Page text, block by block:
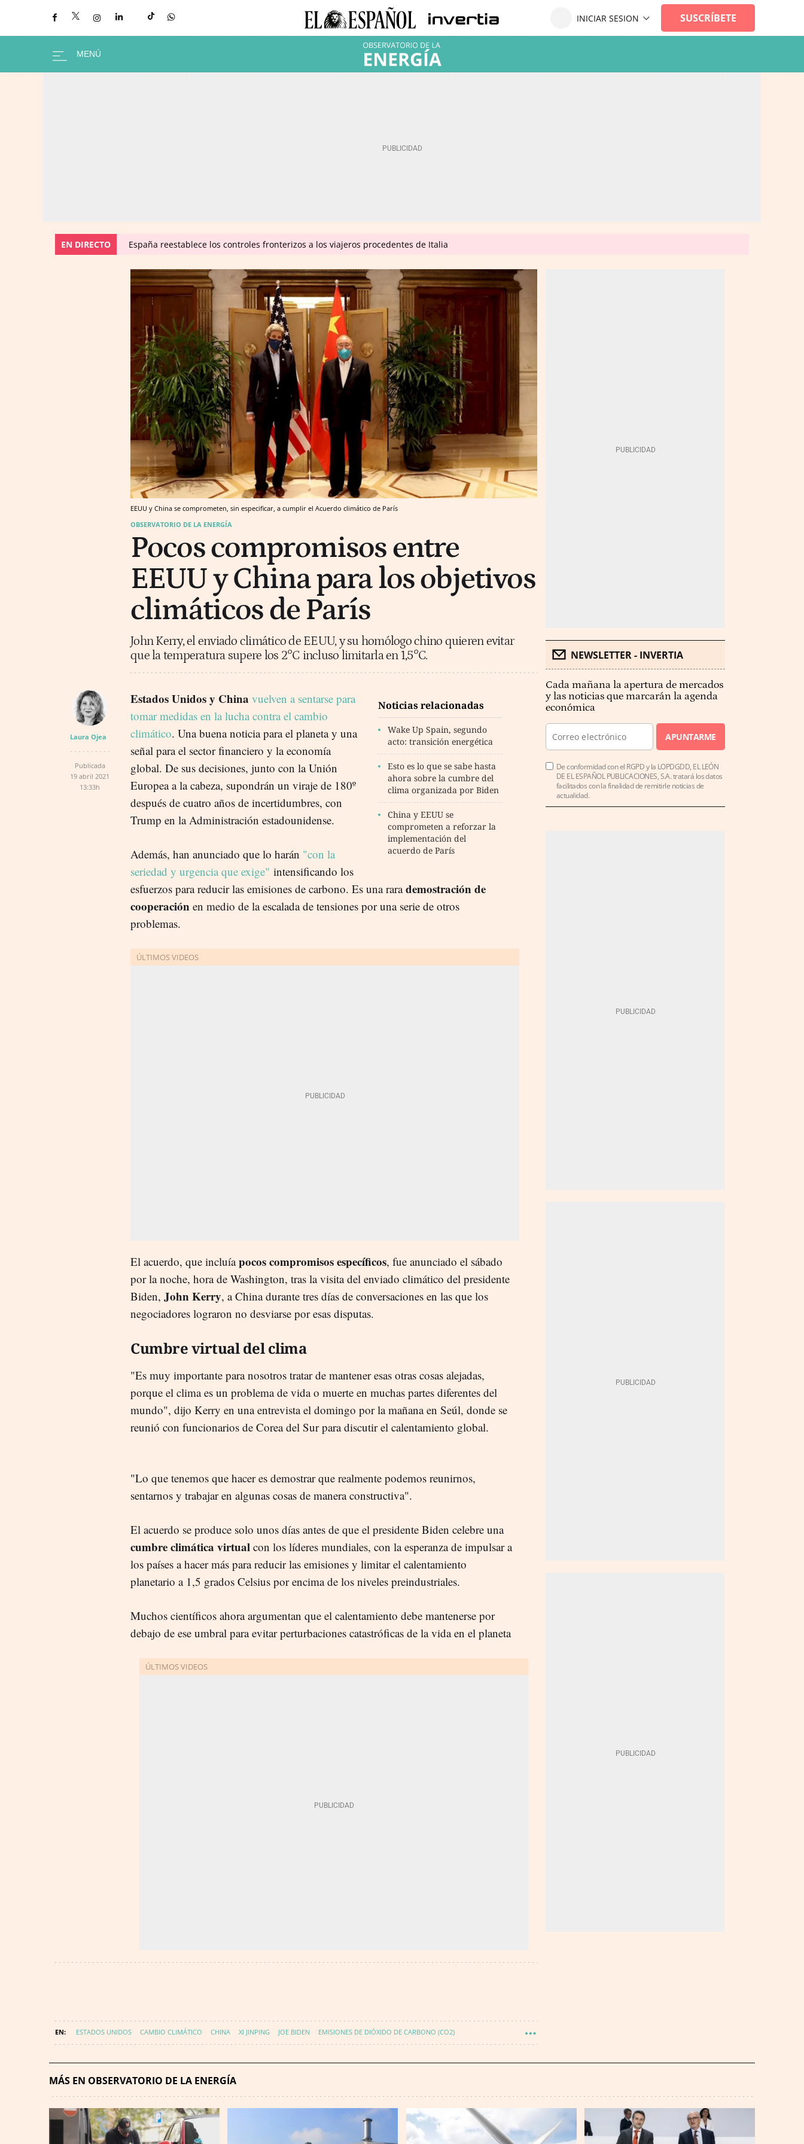
EN DIRECTO España reestablece los controles fronterizos a los viajeros procedentes de Italia
EEUU y China se comprometen, sin especificar, a cumplir el Acuerdo climático de París
OBSERVATORIO DE LA ENERGÍA
Pocos compromisos entre
EEUU y China para los objetivos
climáticos de París
John Kerry, el enviado climático de EEUU, y su homólogo chino quieren evitar
que la temperatura supere los 2°C incluso limitarla en 1,5°C.
Laura Ojea
Publicada
19 abril 2021
13:33h
Noticias relacionadas
Wake Up Spain, segundo
acto: transición energética
Esto es lo que se sabe hasta
ahora sobre la cumbre del
clima organizada por Biden
China y EEUU se
comprometen a reforzar la
implementación del
acuerdo de París
Estados Unidos y China vuelven a sentarse para
tomar medidas en la lucha contra el cambio
climático. Una buena noticia para el planeta y una
señal para el sector financiero y la economía
global. De sus decisiones, junto con la Unión
Europea a la cabeza, supondrán un viraje de 180º
después de cuatro años de incertidumbres, con
Trump en la Administración estadounidense.
Además, han anunciado que lo harán "con la
seriedad y urgencia que exige" intensificando los
esfuerzos para reducir las emisiones de carbono. Es una rarademostración de
cooperación en medio de la escalada de tensiones por una serie de otros
problemas.
El acuerdo, que incluíapocos compromisos específicos, fue anunciado el sábado
por la noche, hora de Washington, tras la visita del enviado climático del presidente
Biden, John Kerry, a China durante tres días de conversaciones en las que los
negociadores lograron no desviarse por esas disputas.
Cumbre virtual del clima
"Es muy importante para nosotros tratar de mantener esas otras cosas alejadas,
porque el clima es un problema de vida o muerte en muchas partes diferentes del
mundo", dijo Kerry en una entrevista el domingo por la mañana en Seúl, donde se
reunió con funcionarios de Corea del Sur para discutir el calentamiento global.
"Lo que tenemos que hacer es demostrar que realmente podemos reunirnos,
sentarnos y trabajar en algunas cosas de manera constructiva".
El acuerdo se produce solo unos días antes de que el presidente Biden celebre una
cumbre climática virtual con los líderes mundiales, con la esperanza de impulsar a
los países a hacer más para reducir las emisiones y limitar el calentamiento
planetario a 1,5 grados Celsius por encima de los niveles preindustriales.
Muchos científicos ahora argumentan que el calentamiento debe mantenerse por
debajo de ese umbral para evitar perturbaciones catastróficas de la vida en el planeta
ESTADOS UNIDOS CAMBIO CLIMÁTICO CHINA XI JINPING JOE BIDEN EMISIONES DE DIÓXIDO DE CARBONO (CO2)
NEWSLETTER - INVERTIA
Cada mañana la apertura de mercados
y las noticias que marcarán la agenda
económica
APUNTARME
De conformidad con el RGPD y la LOPDGDD, EL LEÓN
DE EL ESPAÑOL PUBLICACIONES, S.A. tratará los datos
facilitados con la finalidad de remitirle noticias de
actualidad.
MÁS EN OBSERVATORIO DE LA ENERGÍA